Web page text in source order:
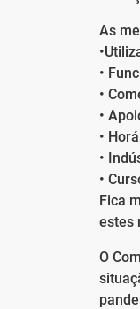
As
•
•
•
•
•
•
Fica
estes
O